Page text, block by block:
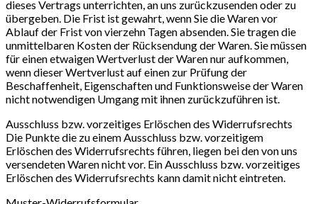
dieses Vertrags unterrichten, an uns zurückzusenden oder zu
übergeben. Die Frist ist gewahrt, wenn Sie die Waren vor
Ablauf der Frist von vierzehn Tagen absenden. Sie tragen die
unmittelbaren Kosten der Rücksendung der Waren. Sie müssen
für einen etwaigen Wertverlust der Waren nur aufkommen,
wenn dieser Wertverlust auf einen zur Prüfung der
Beschaffenheit, Eigenschaften und Funktionsweise der Waren
nicht notwendigen Umgang mit ihnen zurückzuführen ist.
Ausschluss bzw. vorzeitiges Erlöschen des Widerrufsrechts
Die Punkte die zu einem Ausschluss bzw. vorzeitigem
Erlöschen des Widerrufsrechts führen, liegen bei den von uns
versendeten Waren nicht vor. Ein Ausschluss bzw. vorzeitiges
Erlöschen des Widerrufsrechts kann damit nicht eintreten.